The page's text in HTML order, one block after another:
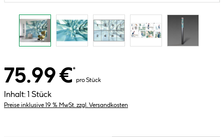
75.99 €*
pro Stück
Inhalt: 1 Stück
Preise inklusive 19 % MwSt. zzgl. Versandkosten